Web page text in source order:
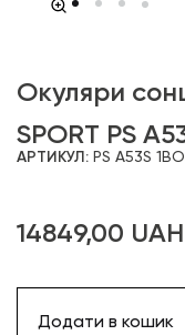
Окуляри
SPORT PS
АРТИКУЛ: PS A53S
14849,00 UAH
Додати в кошик